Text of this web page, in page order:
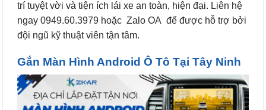
trí tuyệt vời và tiện ích lái xe an toàn, hiện đại. Liên hệ
ngay 0949.60.3979 hoặc Zalo OA để được hỗ trợ bởi
đội ngũ kỹ thuật viên tận tâm.
Gắn Màn Hình Android Ô Tô Tại Tây Ninh